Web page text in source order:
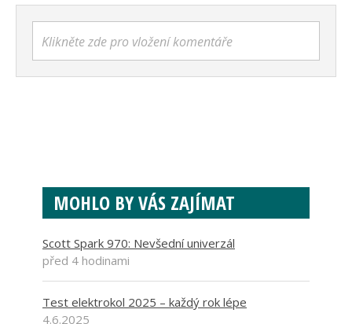
Klikněte zde pro vložení komentáře
MOHLO BY VÁS ZAJÍMAT
Scott Spark 970: Nevšední univerzál
před 4 hodinami
Test elektrokol 2025 – každý rok lépe
4.6.2025